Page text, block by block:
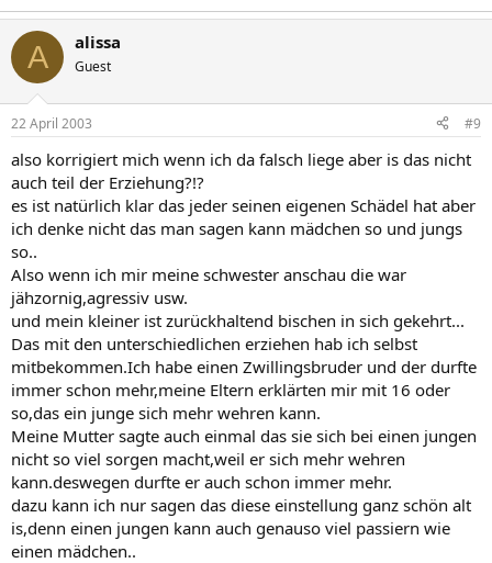
A alissa
Guest
22 April 2003 #9
also korrigiert mich wenn ich da falsch liege aber is das nicht
auch teil der Erziehung?!?
es ist natürlich klar das jeder seinen eigenen Schädel hat aber
ich denke nicht das man sagen kann mädchen so und jungs
so..
Also wenn ich mir meine schwester anschau die war
jähzornig,agressiv usw.
und mein kleiner ist zurückhaltend bischen in sich gekehrt...
Das mit den unterschiedlichen erziehen hab ich selbst
mitbekommen.Ich habe einen Zwillingsbruder und der durfte
immer schon mehr,meine Eltern erklärten mir mit 16 oder
so,das ein junge sich mehr wehren kann.
Meine Mutter sagte auch einmal das sie sich bei einen jungen
nicht so viel sorgen macht,weil er sich mehr wehren
kann.deswegen durfte er auch schon immer mehr.
dazu kann ich nur sagen das diese einstellung ganz schön alt
is,denn einen jungen kann auch genauso viel passiern wie
einen mädchen..